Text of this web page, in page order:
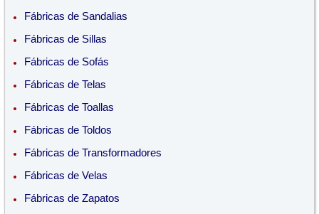
Fábricas de Sandalias
Fábricas de Sillas
Fábricas de Sofás
Fábricas de Telas
Fábricas de Toallas
Fábricas de Toldos
Fábricas de Transformadores
Fábricas de Velas
Fábricas de Zapatos